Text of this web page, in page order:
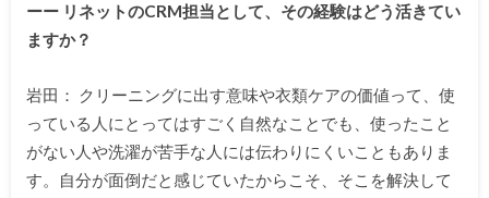
ーー リネットのCRM担当として、その経験はどう活きてい
ますか？
岩田： クリーニングに出す意味や衣類ケアの価値って、使
っている人にとってはすごく自然なことでも、使ったこと
がない人や洗濯が苦手な人には伝わりにくいこともありま
す。自分が面倒だと感じていたからこそ、そこを解決して